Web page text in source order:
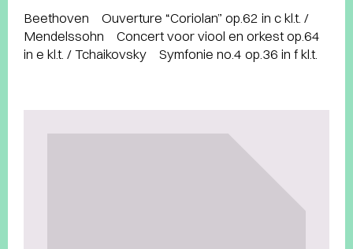
Beethoven Ouverture “Coriolan” op.62 in c kl.t. /
Mendelssohn Concert voor viool en orkest op.64
in e kl.t. / Tchaikovsky Symfonie no.4 op.36 in f kl.t.